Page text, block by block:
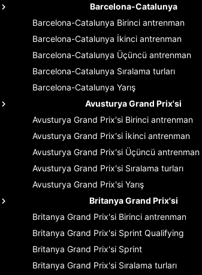
Barcelona-Catalunya
Barcelona-Catalunya Birinci antrenman
Barcelona-Catalunya İkinci antrenman
Barcelona-Catalunya Üçüncü antrenman
Barcelona-Catalunya Sıralama turları
Barcelona-Catalunya Yarış
Avusturya Grand Prix'si
Avusturya Grand Prix'si Birinci antrenman
Avusturya Grand Prix'si İkinci antrenman
Avusturya Grand Prix'si Üçüncü antrenman
Avusturya Grand Prix'si Sıralama turları
Avusturya Grand Prix'si Yarış
Britanya Grand Prix'si
Britanya Grand Prix'si Birinci antrenman
Britanya Grand Prix'si Sprint Qualifying
Britanya Grand Prix'si Sprint
Britanya Grand Prix'si Sıralama turları